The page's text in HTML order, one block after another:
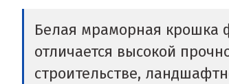
Белая мраморная крошка
отличается высокой
строительстве,